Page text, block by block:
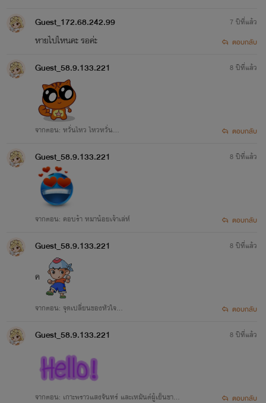
Guest_172.68.242.99
หายไปไหนคะ รอค่ะ
7 ปีที่แล้ว
ตอบกลับ
Guest_58.9.133.221
จากตอน: หวั่นไหว ไหวหวั่น...
8 ปีที่แล้ว
ตอบกลับ
Guest_58.9.133.221
จากตอน: คอบร้า หมาน้อยเจ้าเล่ห์
8 ปีที่แล้ว
ตอบกลับ
Guest_58.9.133.221
ค
จากตอน: จุดเปลี่ยนของหัวใจ...
8 ปีที่แล้ว
ตอบกลับ
Guest_58.9.133.221
จากตอน: เกาะพราวแสงจันทร์ และเหมันต์ผู้เย็นชา ต่
8 ปีที่แล้ว
ตอบกลับ